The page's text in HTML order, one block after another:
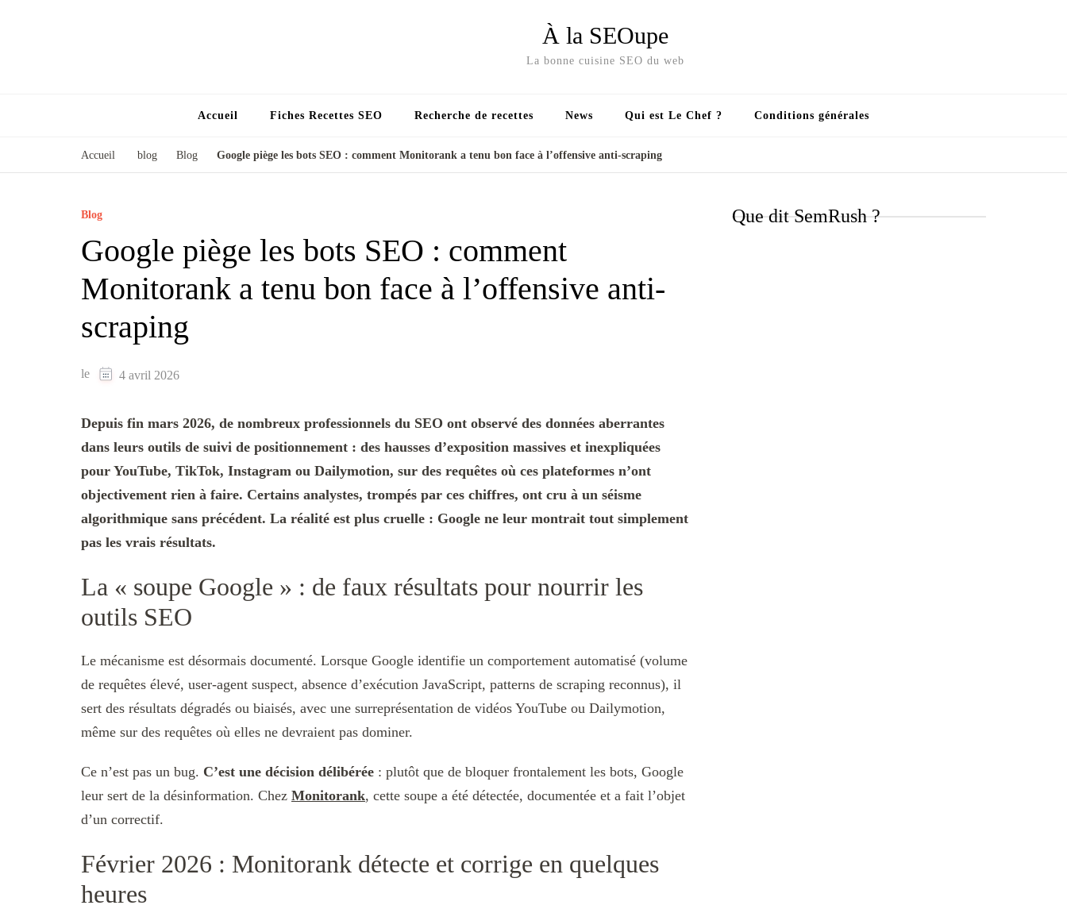
À la SEOupe
La bonne cuisine SEO du web
Accueil Fiches Recettes SEO Recherche de recettes News Qui est Le Chef ? Conditions générales
Accueil blog Blog Google piège les bots SEO : comment Monitorank a tenu bon face à l’offensive anti-scraping
Blog
Google piège les bots SEO : comment
Monitorank a tenu bon face à l’offensive anti-
scraping
le 4 avril 2026
Depuis fin mars 2026, de nombreux professionnels du SEO ont observé des données aberrantes
dans leurs outils de suivi de positionnement : des hausses d’exposition massives et inexpliquées
pour YouTube, TikTok, Instagram ou Dailymotion, sur des requêtes où ces plateformes n’ont
objectivement rien à faire. Certains analystes, trompés par ces chiffres, ont cru à un séisme
algorithmique sans précédent. La réalité est plus cruelle : Google ne leur montrait tout simplement
pas les vrais résultats.
La « soupe Google » : de faux résultats pour nourrir les
outils SEO
Le mécanisme est désormais documenté. Lorsque Google identifie un comportement automatisé (volume
de requêtes élevé, user-agent suspect, absence d’exécution JavaScript, patterns de scraping reconnus), il
sert des résultats dégradés ou biaisés, avec une surreprésentation de vidéos YouTube ou Dailymotion,
même sur des requêtes où elles ne devraient pas dominer.
Ce n’est pas un bug. C’est une décision délibérée : plutôt que de bloquer frontalement les bots, Google
leur sert de la désinformation. Chez Monitorank, cette soupe a été détectée, documentée et a fait l’objet
d’un correctif.
Février 2026 : Monitorank détecte et corrige en quelques
heures
Que dit SemRush ?